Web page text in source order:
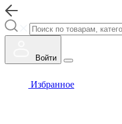
Войти
Избранное